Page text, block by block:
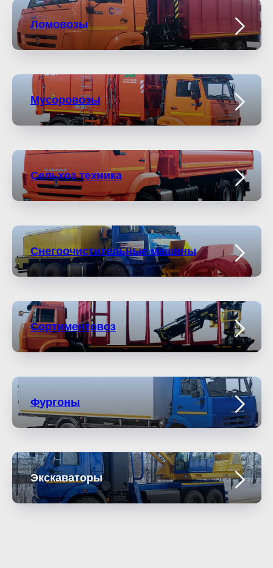
Ломовозы
Мусоровозы
Сельхоз техника
Снегоочистительные машины
Сортиментовоз
Фургоны
Экскаваторы